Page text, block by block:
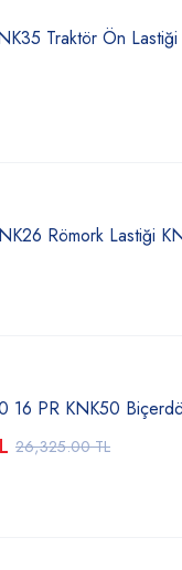
Traktör Ön Lastiği
Römork Lastiği
16 PR KNK50
26,325.00TL